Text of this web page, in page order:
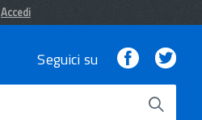
Accedi
Seguici su Facebook